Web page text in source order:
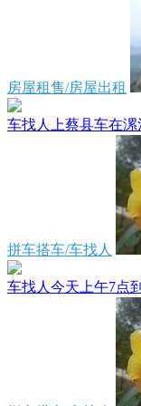
房屋租售/房屋出租
车找人上蔡县车在
拼车搭车/车找人
车找人今天上午7点